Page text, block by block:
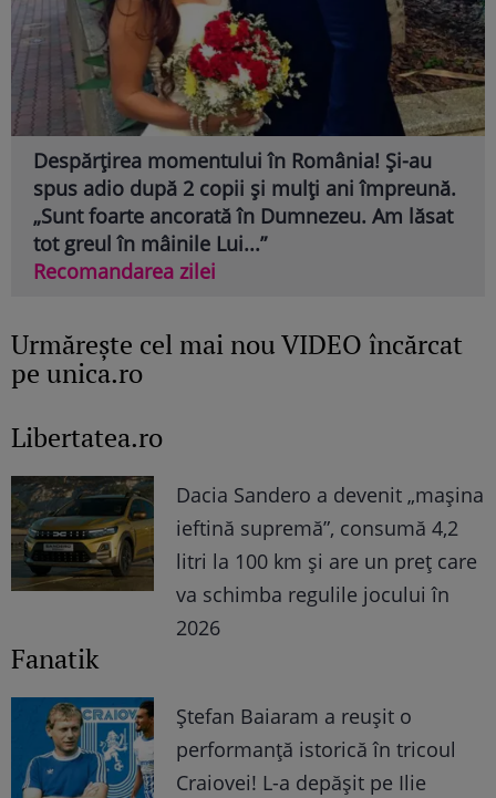
Despărțirea momentului în România! Și-au
spus adio după 2 copii și mulți ani împreună.
„Sunt foarte ancorată în Dumnezeu. Am lăsat
tot greul în mâinile Lui...”
Recomandarea zilei
Urmăreşte cel mai nou VIDEO încărcat
pe unica.ro
Libertatea.ro
Dacia Sandero a devenit „mașina
ieftină supremă”, consumă 4,2
litri la 100 km și are un preț care
va schimba regulile jocului în
2026
Fanatik
Ștefan Baiaram a reușit o
performanță istorică în tricoul
Craiovei! L-a depășit pe Ilie